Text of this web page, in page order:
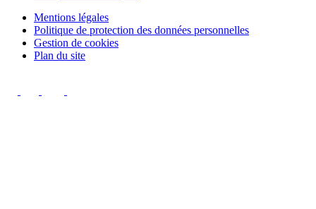
Mentions légales
Politique de protection des données personnelles
Gestion de cookies
Plan du site